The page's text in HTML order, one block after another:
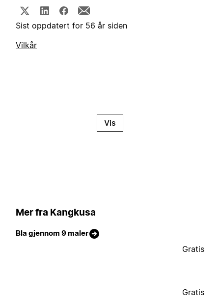
Sist oppdatert for 56 år siden
Vilkår
Vis
Mer fra Kangkusa
Bla gjennom 9 maler
Gratis
Gratis